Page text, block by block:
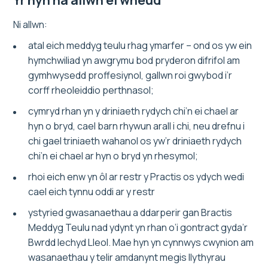
Ni allwn:
atal eich meddyg teulu rhag ymarfer – ond os yw ein
hymchwiliad yn awgrymu bod pryderon difrifol am
gymhwysedd proffesiynol, gallwn roi gwybod i’r
corff rheoleiddio perthnasol;
cymryd rhan yn y driniaeth rydych chi’n ei chael ar
hyn o bryd, cael barn rhywun arall i chi, neu drefnu i
chi gael triniaeth wahanol os yw’r driniaeth rydych
chi’n ei chael ar hyn o bryd yn rhesymol;
rhoi eich enw yn ôl ar restr y Practis os ydych wedi
cael eich tynnu oddi ar y restr
ystyried gwasanaethau a ddarperir gan Bractis
Meddyg Teulu nad ydynt yn rhan o’i gontract gyda’r
Bwrdd Iechyd Lleol. Mae hyn yn cynnwys cwynion am
wasanaethau y telir amdanynt megis llythyrau